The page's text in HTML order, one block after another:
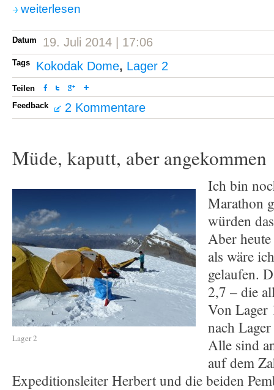
weiterlesen
Datum 19. Juli 2014 | 17:06
Tags Kokodak Dome, Lager 2
Teilen
Feedback
2 Kommentare
Müde, kaputt, aber angekommen
Lager 2
Ich bin
Marathon
würden
Aber
als wäre
gelaufen.
2,7 – die
Von Lager
nach
Alle sind
auf dem
Expeditionsleiter Herbert und die beiden